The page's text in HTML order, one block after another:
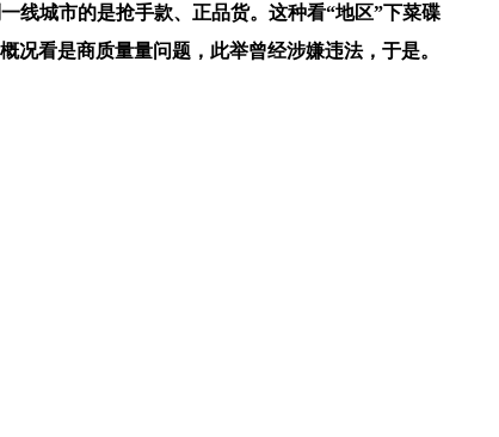
线城市的是抢手款、正品货。这种看“地区”下菜碟
看是商质量量问题，此举曾经涉嫌违法，于是。